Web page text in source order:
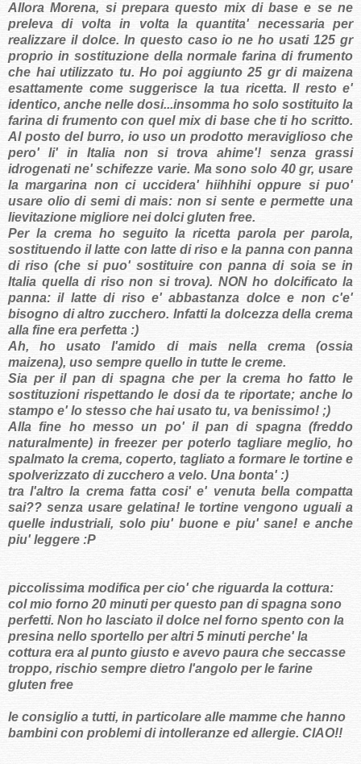
Allora Morena, si prepara questo mix di base e se ne
preleva di volta in volta la quantita' necessaria per
realizzare il dolce. In questo caso io ne ho usati 125 gr
proprio in sostituzione della normale farina di frumento
che hai utilizzato tu. Ho poi aggiunto 25 gr di maizena
esattamente come suggerisce la tua ricetta. Il resto e'
identico, anche nelle dosi...insomma ho solo sostituito la
farina di frumento con quel mix di base che ti ho scritto.
Al posto del burro, io uso un prodotto meraviglioso che
pero' li' in Italia non si trova ahime'! senza grassi
idrogenati ne' schifezze varie. Ma sono solo 40 gr, usare
la margarina non ci uccidera' hiihhihi oppure si puo'
usare olio di semi di mais: non si sente e permette una
lievitazione migliore nei dolci gluten free.
Per la crema ho seguito la ricetta parola per parola,
sostituendo il latte con latte di riso e la panna con panna
di riso (che si puo' sostituire con panna di soia se in
Italia quella di riso non si trova). NON ho dolcificato la
panna: il latte di riso e' abbastanza dolce e non c'e'
bisogno di altro zucchero. Infatti la dolcezza della crema
alla fine era perfetta :)
Ah, ho usato l'amido di mais nella crema (ossia
maizena), uso sempre quello in tutte le creme.
Sia per il pan di spagna che per la crema ho fatto le
sostituzioni rispettando le dosi da te riportate; anche lo
stampo e' lo stesso che hai usato tu, va benissimo! ;)
Alla fine ho messo un po' il pan di spagna (freddo
naturalmente) in freezer per poterlo tagliare meglio, ho
spalmato la crema, coperto, tagliato a formare le tortine e
spolverizzato di zucchero a velo. Una bonta' :)
tra l'altro la crema fatta cosi' e' venuta bella compatta
sai?? senza usare gelatina! le tortine vengono uguali a
quelle industriali, solo piu' buone e piu' sane! e anche
piu' leggere :P
piccolissima modifica per cio' che riguarda la cottura:
col mio forno 20 minuti per questo pan di spagna sono
perfetti. Non ho lasciato il dolce nel forno spento con la
presina nello sportello per altri 5 minuti perche' la
cottura era al punto giusto e avevo paura che seccasse
troppo, rischio sempre dietro l'angolo per le farine
gluten free
le consiglio a tutti, in particolare alle mamme che hanno
bambini con problemi di intolleranze ed allergie. CIAO!!